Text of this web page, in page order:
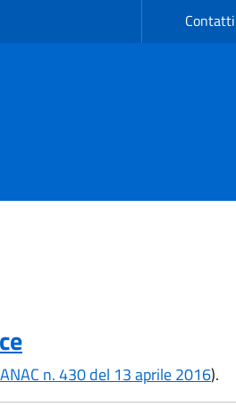
Contatti
n. 430 del 13 aprile 2016).